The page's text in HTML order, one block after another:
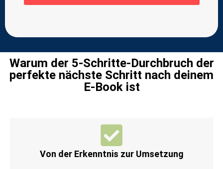
Warum der 5-Schritte-Durchbruch der
perfekte nächste Schritt nach deinem
E-Book ist
Von der Erkenntnis zur Umsetzung